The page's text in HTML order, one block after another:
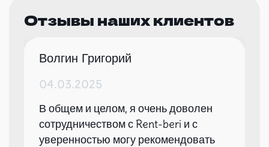
Отзывы наших клиентов
Волгин Григорий
04.03.2025
В общем и целом, я очень доволен
сотрудничеством с Rent-beri и с
уверенностью могу рекомендовать